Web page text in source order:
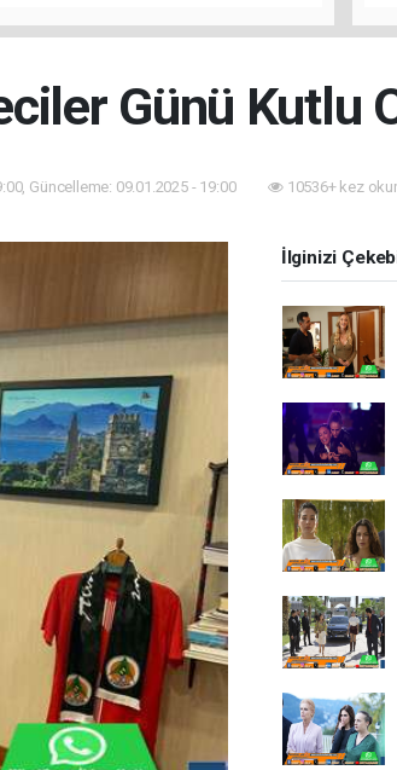
Günü Kutlu
Güncelleme: 09.01.2025 - 19:00 10536+ kez
İlginizi